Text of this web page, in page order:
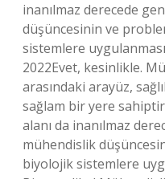
inanılmaz derecede
düşüncesinin ve
sistemlere
2022Evet, kesinlikle.
arasındaki arayüz,
sağlam bir yere
alanı da inanılmaz
mühendislik
biyolojik sistemlere